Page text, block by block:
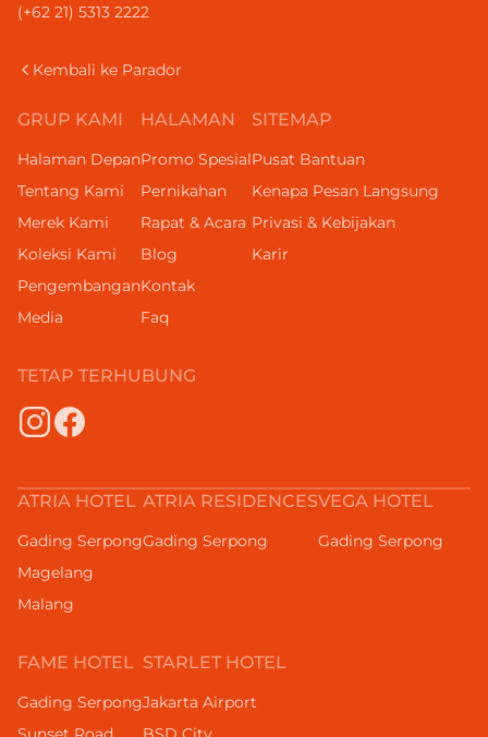
(+62 21) 5313 2222
Kembali ke Parador
GRUP KAMI
Halaman Depan
Tentang Kami
Merek Kami
Koleksi Kami
Pengembangan
Media
HALAMAN
Promo Spesial
Pernikahan
Rapat & Acara
Blog
Kontak
Faq
SITEMAP
Pusat Bantuan
Kenapa Pesan Langsung
Privasi & Kebijakan
Karir
TETAP TERHUBUNG
ATRIA HOTEL
Gading Serpong
Magelang
Malang
ATRIA RESIDENCES
Gading Serpong
VEGA HOTEL
Gading Serpong
FAME HOTEL
Gading Serpong
STARLET HOTEL
Jakarta Airport